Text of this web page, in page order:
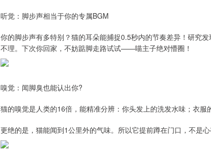
听觉：脚步声相当于你的专属BGM
你的脚步声有多特别？猫的耳朵能捕捉0.5秒内的节奏差异！研究
不理。下次你回家，不妨踮脚走路试试——喵主子绝对懵圈！
嗅觉：闻脚臭也能认出你?
猫的嗅觉是人类的16倍，能精准分辨：你头发上的洗发水味；衣
更绝的是，猫能闻到1公里外的气味。所以它提前蹲在门口，不是